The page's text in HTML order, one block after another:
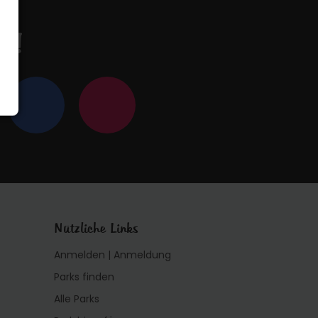
Nützliche Links
Anmelden | Anmeldung
Parks finden
Alle Parks